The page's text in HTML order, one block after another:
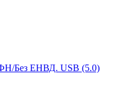
Без ЕНВД. USB (5.0)